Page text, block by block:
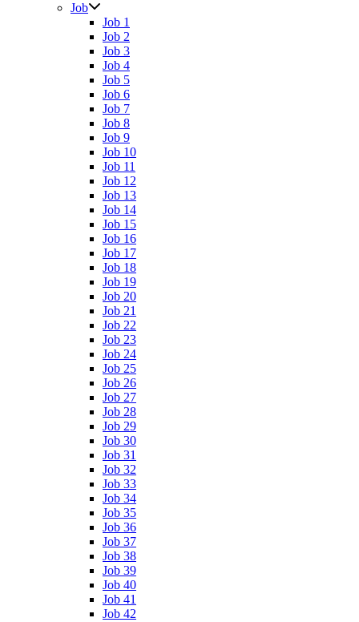
Job
Job 1
Job 2
Job 3
Job 4
Job 5
Job 6
Job 7
Job 8
Job 9
Job 10
Job 11
Job 12
Job 13
Job 14
Job 15
Job 16
Job 17
Job 18
Job 19
Job 20
Job 21
Job 22
Job 23
Job 24
Job 25
Job 26
Job 27
Job 28
Job 29
Job 30
Job 31
Job 32
Job 33
Job 34
Job 35
Job 36
Job 37
Job 38
Job 39
Job 40
Job 41
Job 42